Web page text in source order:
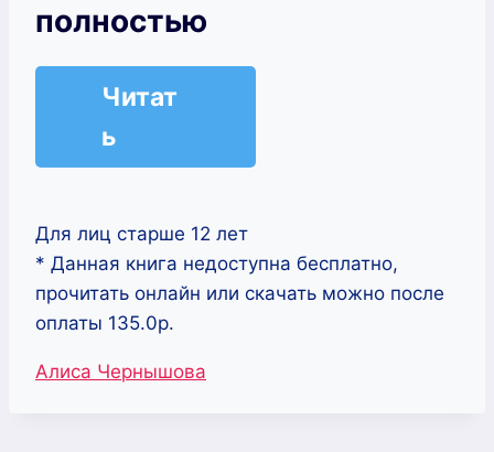
полностью
Читат
ь
Для лиц старше 12 лет
* Данная книга недоступна бесплатно,
прочитать онлайн или скачать можно после
оплаты 135.0р.
Метки
Алиса Чернышова